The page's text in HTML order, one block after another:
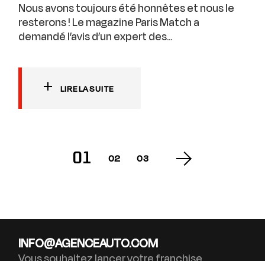
Nous avons toujours été honnêtes et nous le
resterons ! Le magazine Paris Match a
demandé l’avis d’un expert des...
LIRE LA SUITE
01 02 03
INFO@AGENCEAUTO.COM